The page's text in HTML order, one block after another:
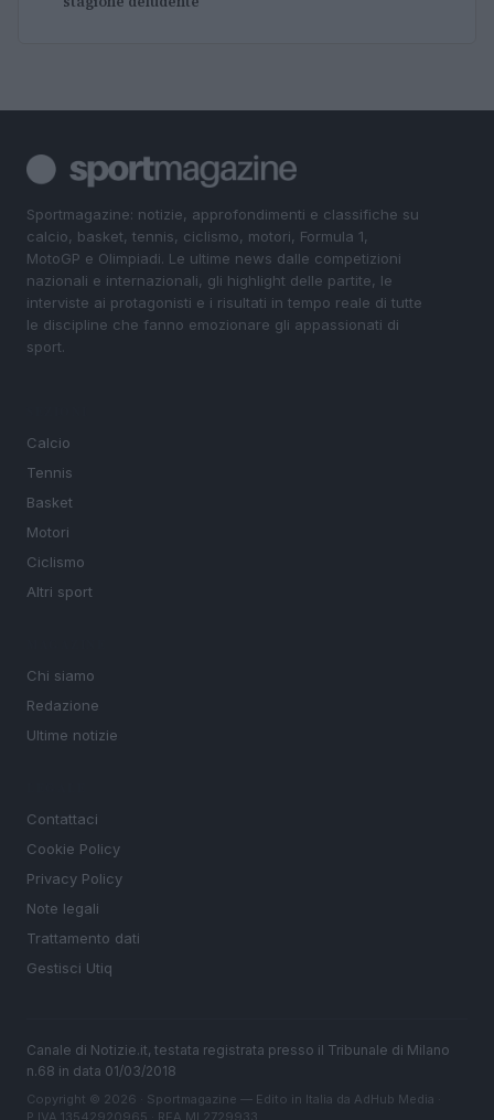
Sportmagazine: notizie, approfondimenti e classifiche su
calcio, basket, tennis, ciclismo, motori, Formula 1,
MotoGP e Olimpiadi. Le ultime news dalle competizioni
nazionali e internazionali, gli highlight delle partite, le
interviste ai protagonisti e i risultati in tempo reale di tutte
le discipline che fanno emozionare gli appassionati di
sport.
Calcio
Tennis
Basket
Motori
Ciclismo
Altri sport
Chi siamo
Redazione
Ultime notizie
Contattaci
Cookie Policy
Privacy Policy
Note legali
Trattamento dati
Gestisci Utiq
Canale di Notizie.it, testata registrata presso il Tribunale di Milano
n.68 in data 01/03/2018
Copyright © 2026 · Sportmagazine — Edito in Italia da AdHub Media